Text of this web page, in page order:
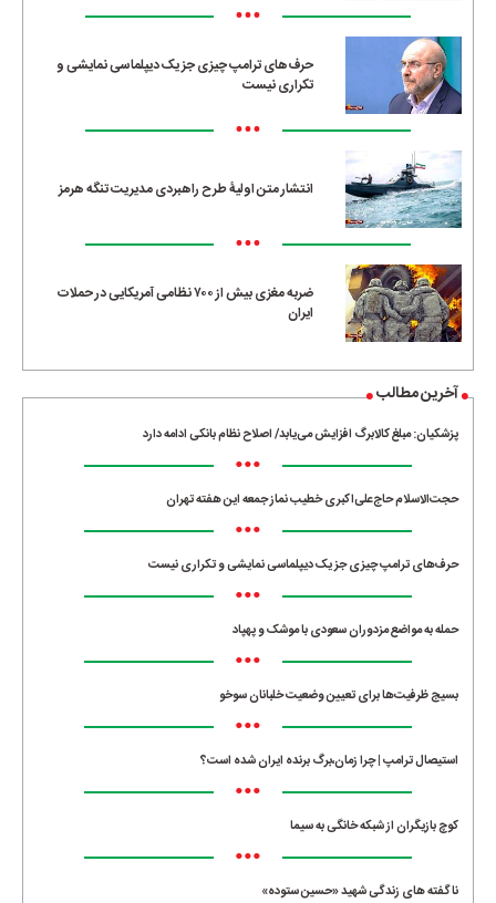
•••
حرف‌های ترامپ چیزی جز یک دیپلماسی نمایشی و
تکراری نیست
•••
انتشار متن اولیۀ طرح راهبردی مدیریت تنگه هرمز
•••
ضربه مغزی بیش از ۷۰۰ نظامی آمریکایی در حملات
ایران
آخرین مطالب
پزشکیان: مبلغ کالابرگ افزایش می‌یابد/ اصلاح نظام بانکی ادامه دارد
•••
حجت‌الاسلام حاج‌علی‌اکبری خطیب نماز جمعه این هفته تهران
•••
حرف‌های ترامپ چیزی جز یک دیپلماسی نمایشی و تکراری نیست
•••
حمله به مواضع مزدوران سعودی با موشک و پهپاد
•••
بسیج ظرفیت‌ها برای تعیین وضعیت خلبانان سوخو
•••
استیصال ترامپ | چرا زمان،برگ برنده ایران شده است؟
•••
کوچ بازیگران از شبکه خانگی به سیما
•••
ناگفته های زندگی شهید «حسین ستوده»